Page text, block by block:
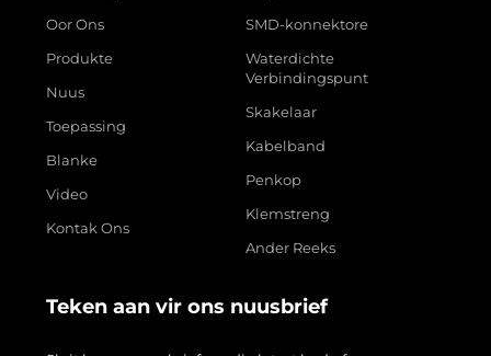
Oor Ons
Produkte
Nuus
Toepassing
Blanke
Video
Kontak Ons
SMD-konnektore
Waterdichte
Verbindingspunt
Skakelaar
Kabelband
Penkop
Klemstreng
Ander Reeks
Teken aan vir ons nuusbrief